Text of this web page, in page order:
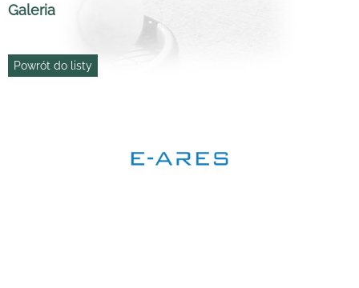
Galeria
Powrót do listy